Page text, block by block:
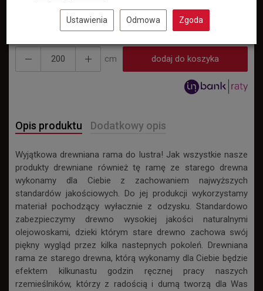
2,59 zł
cm dodaj do koszyka
Opis produktu Dodatkowy opis
Wyjątkowa drewniana rama do lustra! Jak wszystkie nasze
produkty drewniane również tę ramę ze starego drewna
wykonamy dla Ciebie z zachowaniem najwyższych
standardów jakościowych. Do jej produkcji wykorzystamy
materiał pochodzący wyłacznie z odzysku. Standardowo
zabezpieczymy drewno wysokiej jakości naturalnymi
olejowoskami, dzieki którym stare drewno zachowa swój
piękny wygląd przez kilka nastepnych pokoleń. Drewniana
rama ze starego drewna, którą wykonamy dla Ciebie będzie
efektem kilkunastu godzin ręcznej pracy naszych
rzemieślników, którzy z radością i dumą tworzą dla Was
Ustawienia Odmowa Zgoda